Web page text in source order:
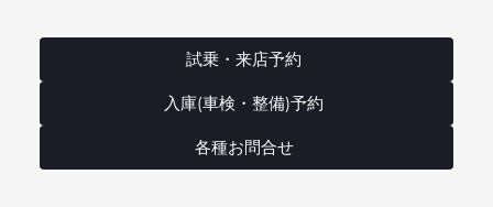
試乗・来店予約
入庫(車検・整備)予約
各種お問合せ